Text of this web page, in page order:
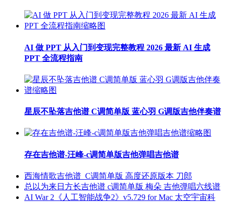
AI 做 PPT 从入门到变现完整教程 2026 最新 AI 生成
PPT 全流程指南
星辰不坠落吉他谱 C调简单版 蓝心羽 G调版吉他伴奏谱
存在吉他谱-汪峰-c调简单版吉他弹唱吉他谱
西海情歌吉他谱_C调简单版 高度还原版本 刀郎
总以为来日方长吉他谱 c调简单版 梅朵 吉他弹唱六线谱
AI War 2《人工智能战争2》v5.729 for Mac 太空宇宙科